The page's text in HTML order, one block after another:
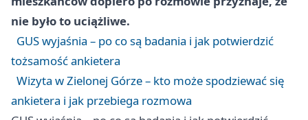
nie było to uciążliwe.
GUS wyjaśnia – po co są badania i jak potwierdzić
tożsamość ankietera
Wizyta w Zielonej Górze – kto może spodziewać się
ankietera i jak przebiega rozmowa